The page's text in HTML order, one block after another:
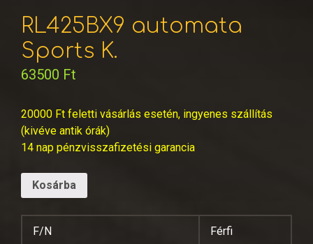
RL425BX9 automata
Sports K.
63500 Ft
20000 Ft feletti vásárlás esetén, ingyenes szállítás
(kivéve antik órák)
14 nap pénzvisszafizetési garancia
Kosárba
F/N Férfi